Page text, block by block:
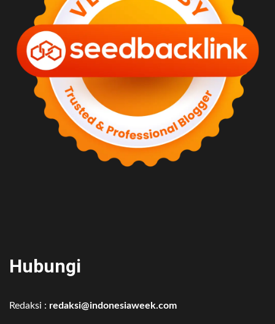
Hubungi
Redaksi : redaksi@indonesiaweek.com